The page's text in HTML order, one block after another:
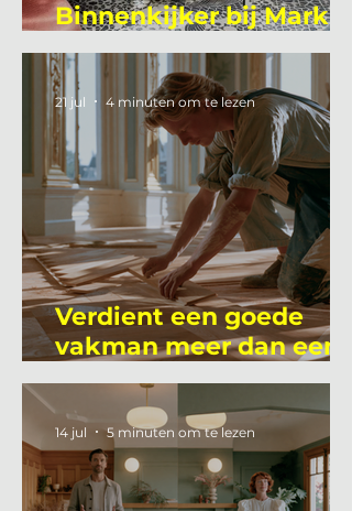
Binnenkijker bij Mark
Mutsaers
Verdient een goede
vakman meer dan een
gemiddelde
academicus?
21 jul 4 minuten om te lezen
14 jul 5 minuten om te lezen